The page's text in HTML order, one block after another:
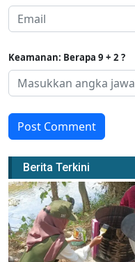
Keamanan: Berapa 9 + 2 ?
Post Comment
Berita Terkini